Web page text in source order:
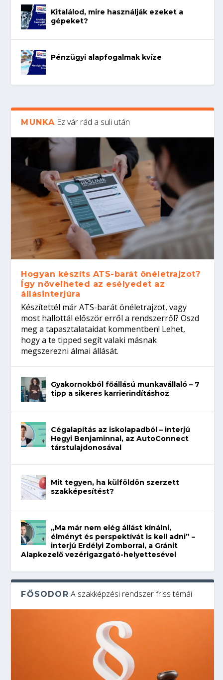
Kitalálod, mire használják ezeket a
gépeket?
Pénzügyi alapfogalmak kvíze
MUNKA Ez vár rád a suli után
Hogyan készíts ATS-barát önéletrajzot?
Így növelheted az esélyedet az
állásinterjúra
Készítettél már ATS-barát önéletrajzot, vagy
most hallottál először erről a rendszerről? Oszd
meg a tapasztalataidat kommentben! Lehet,
hogy a te tipped segít valaki másnak
megszerezni álmai állását.
Gyakornokból főállású munkavállaló – 7
tipp a sikeres karrierindításhoz
Cégalapítás az iskolapadból – interjú
Hegyi Benjaminnal, az AutoConnect
társtulajdonosával
Mit tegyen, ha külföldön szerzett
szakképesítést?
„Ma már nem elég állást kínálni,
élményt és perspektívát is kell adni” –
interjú Erdélyi Zomborral, a Gránit
Alapkezelő vezérigazgató-helyettesével
FŐSODOR A szakképzési rendszer friss témái